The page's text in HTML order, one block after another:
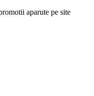
aparute pe site